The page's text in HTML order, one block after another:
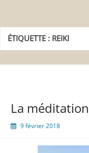
ÉTIQUETTE : REIKI
La
9 février 2018